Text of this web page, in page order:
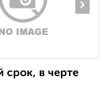
›
срок, в черте